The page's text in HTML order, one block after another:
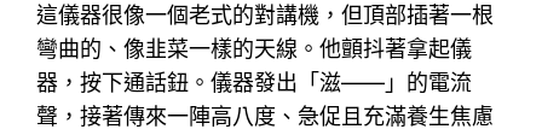
這儀器很像一個老式的對講機，但頂部插著一根
彎曲的、像韭菜一樣的天線。他顫抖著拿起儀
器，按下通話鈕。儀器發出「滋——」的電流
聲，接著傳來一陣高八度、急促且充滿養生焦慮